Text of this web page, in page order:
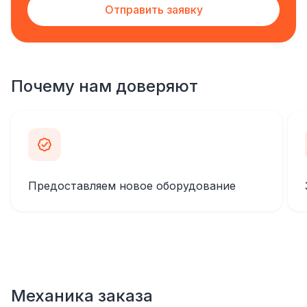
Отправить заявку
Почему нам доверяют
Предоставляем новое оборудование
Механика заказа